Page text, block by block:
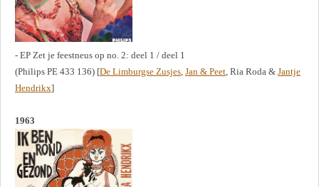
- EP Zet je feestneus op no. 2: deel 1 / deel 1
(Philips PE 433 136) [De Limburgse Zusjes, Jan & Peet, Ria Roda & Jantje
Hendrikx]
1963